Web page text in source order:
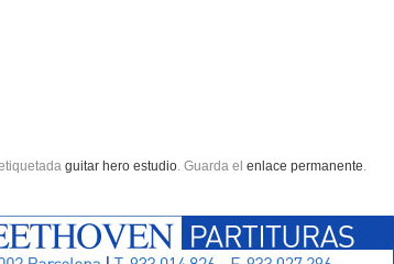
guitar hero estudio . Guarda el enlace permanente